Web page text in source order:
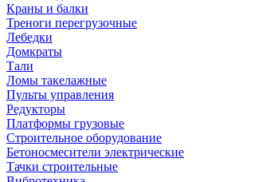
Краны и балки
Треноги перегрузочные
Лебедки
Домкраты
Тали
Ломы такелажные
Пульты управления
Редукторы
Платформы грузовые
Строительное оборудование
Бетоносмесители электрические
Тачки строительные